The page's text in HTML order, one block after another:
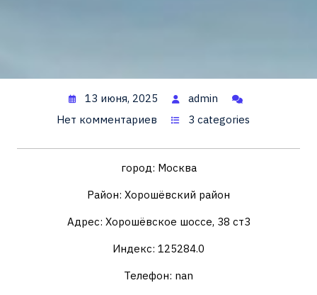
13 июня, 2025
admin
Нет комментариев
3 categories
город: Москва
Район: Хорошёвский район
Адрес: Хорошёвское шоссе, 38 ст3
Индекс: 125284.0
Телефон: nan